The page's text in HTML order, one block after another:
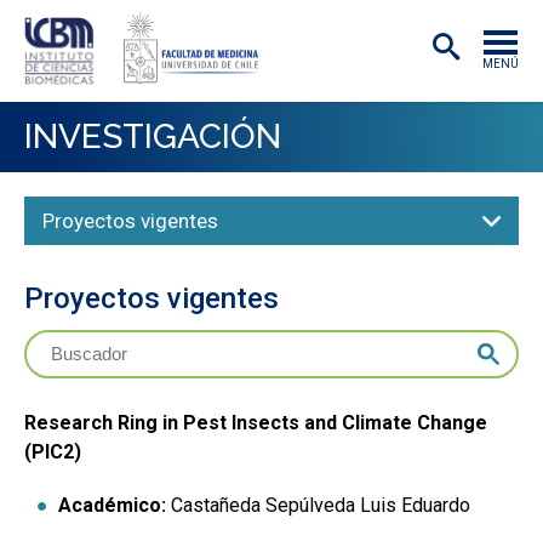
MENÚ
INSTITUTO
ACADÉMICAS/OS
INVESTIGACIÓN
POSTGRADO
PUBLICACIONES
EXTENSIÓN
INVESTIGACIÓN
Proyectos vigentes
Proyectos vigentes
Research Ring in Pest Insects and Climate Change
(PIC2)
Académico: Castañeda Sepúlveda Luis Eduardo